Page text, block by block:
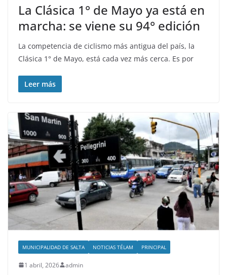
La Clásica 1° de Mayo ya está en
marcha: se viene su 94° edición
La competencia de ciclismo más antigua del país, la
Clásica 1° de Mayo, está cada vez más cerca. Es por
Leer más
MUNICIPALIDAD DE SALTA NOTICIAS TÉLAM PRINCIPAL
1 abril, 2026 admin